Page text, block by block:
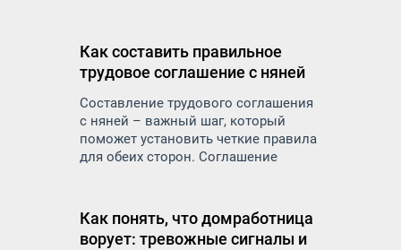
няни, домработницы, сиделки,
повара — и вы доверяете им самое
ценное: детей, пожилых родителей,
личные вещи и пространство.
Как составить правильное
трудовое соглашение с няней
Составление трудового соглашения
с няней – важный шаг, который
поможет установить четкие правила
для обеих сторон. Соглашение
минимизирует риск недоразумений
и конфликтов в будущем
Как понять, что домработница
ворует: тревожные сигналы и